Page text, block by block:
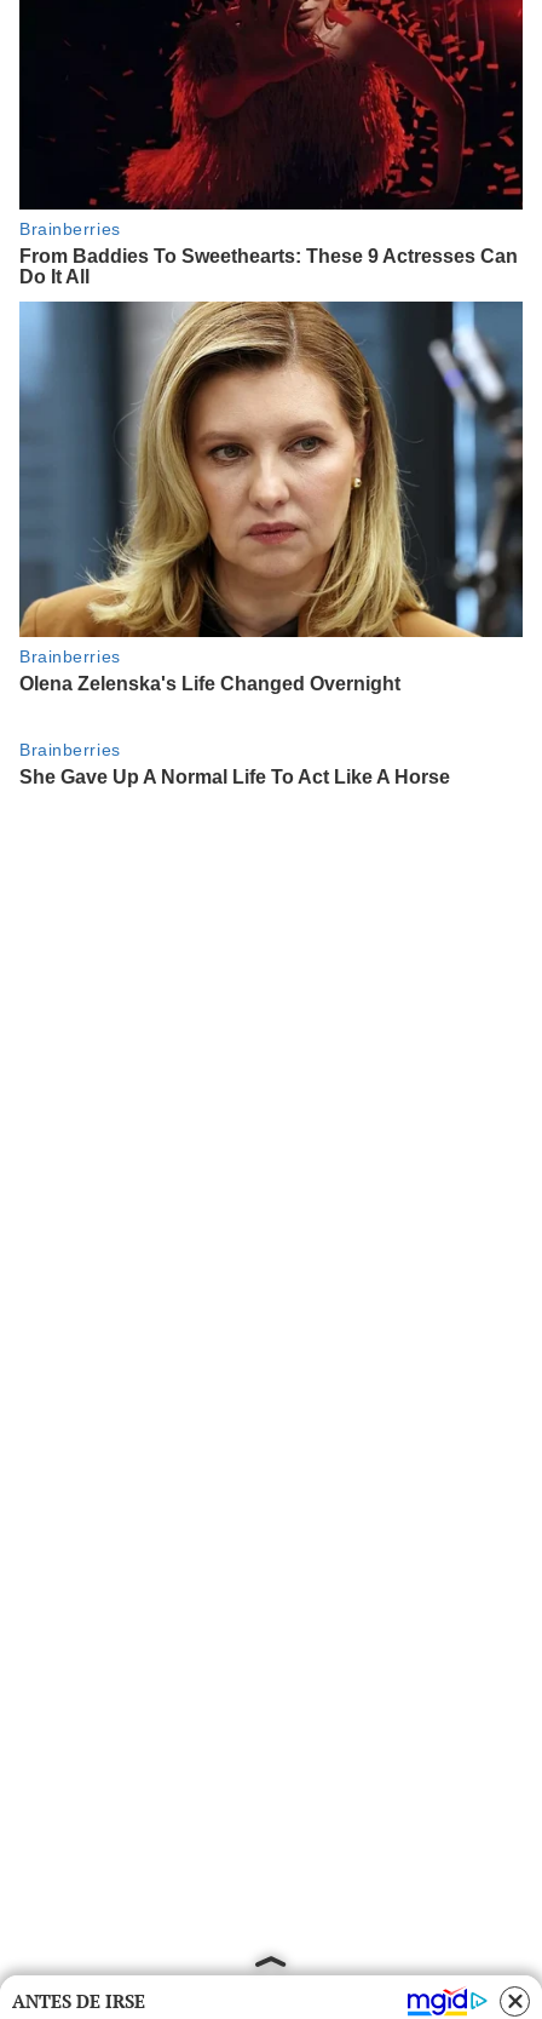
ANTES DE IRSE